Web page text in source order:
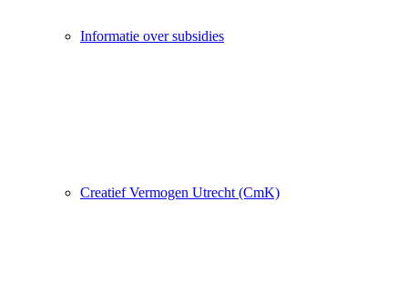
Informatie over subsidies
Creatief Vermogen Utrecht (CmK)